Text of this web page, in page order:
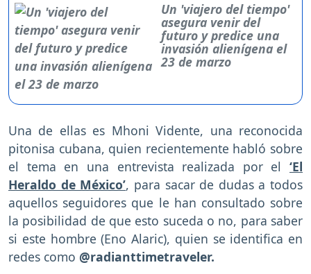
Un 'viajero del tiempo'
asegura venir del
futuro y predice una
invasión alienígena el
23 de marzo
Una de ellas es Mhoni Vidente, una reconocida
pitonisa cubana, quien recientemente habló sobre
el tema en una entrevista realizada por el ‘El
Heraldo de México’, para sacar de dudas a todos
aquellos seguidores que le han consultado sobre
la posibilidad de que esto suceda o no, para saber
si este hombre (Eno Alaric), quien se identifica en
redes como @radianttimetraveler.